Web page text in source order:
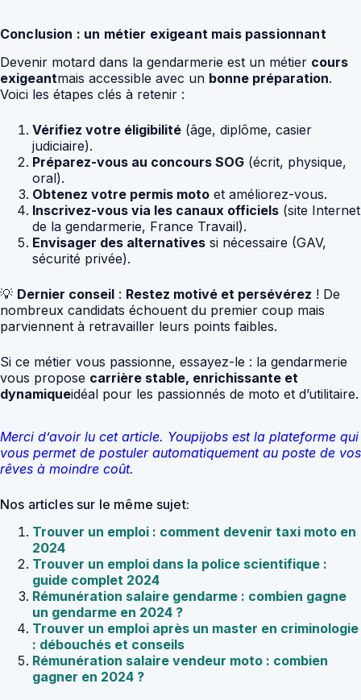
Conclusion : un métier exigeant mais passionnant
Devenir motard dans la gendarmerie est un métier cours
exigeantmais accessible avec un bonne préparation.
Voici les étapes clés à retenir :
Vérifiez votre éligibilité (âge, diplôme, casier
judiciaire).
Préparez-vous au concours SOG (écrit, physique,
oral).
Obtenez votre permis moto et améliorez-vous.
Inscrivez-vous via les canaux officiels (site Internet
de la gendarmerie, France Travail).
Envisager des alternatives si nécessaire (GAV,
sécurité privée).
💡 Dernier conseil : Restez motivé et persévérez ! De
nombreux candidats échouent du premier coup mais
parviennent à retravailler leurs points faibles.
Si ce métier vous passionne, essayez-le : la gendarmerie
vous propose carrière stable, enrichissante et
dynamiqueidéal pour les passionnés de moto et d’utilitaire.
Merci d’avoir lu cet article. Youpijobs est la plateforme qui
vous permet de postuler automatiquement au poste de vos
rêves à moindre coût.
Nos articles sur le même sujet:
Trouver un emploi : comment devenir taxi moto en
2024
Trouver un emploi dans la police scientifique :
guide complet 2024
Rémunération salaire gendarme : combien gagne
un gendarme en 2024 ?
Trouver un emploi après un master en criminologie
: débouchés et conseils
Rémunération salaire vendeur moto : combien
gagner en 2024 ?